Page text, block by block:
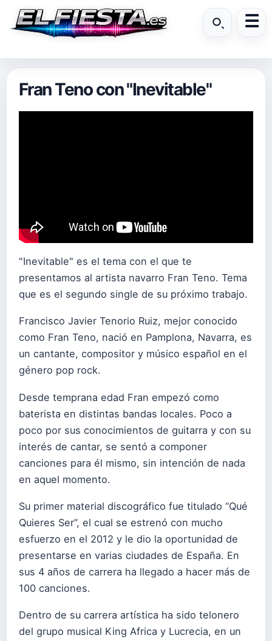
Fran Teno con "Inevitable"
"Inevitable" es el tema con el que te
presentamos al artista navarro Fran Teno. Tema
que es el segundo single de su próximo trabajo.
Francisco Javier Tenorio Ruiz, mejor conocido
como Fran Teno, nació en Pamplona, Navarra, es
un cantante, compositor y músico español en el
género pop rock.
Desde temprana edad Fran empezó como
baterista en distintas bandas locales. Poco a
poco por sus conocimientos de guitarra y con su
interés de cantar, se sentó a componer
canciones para él mismo, sin intención de nada
en aquel momento.
Su primer material discográfico fue titulado “Qué
Quieres Ser”, el cual se estrenó con mucho
esfuerzo en el 2012 y le dio la oportunidad de
presentarse en varias ciudades de España. En
sus 4 años de carrera ha llegado a hacer más de
100 canciones.
Dentro de su carrera artística ha sido telonero
del grupo musical King Africa y Lucrecia, en un